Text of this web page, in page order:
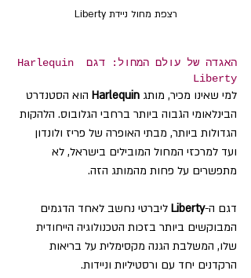
רצפת מחול ניידת Liberty
האגדה של עולם המחול: דגם Harlequin
Liberty
למי שאינו מכיר, מותג Harlequin הוא הסטנדרט
הבינלאומי הגבוה ביותר ברחבי הגלובוס. הלהקות
הגדולות ביותר, מבתי האופרה של פריז ולונדון
ועד למרכזי המחול המובילים בישראל, לא
מתפשרים על פחות מהמותג הזה.
דגם ה-Liberty ליברטי נחשב לאחד הדגמים
המבוקשים ביותר בזכות הטכנולוגיה הייחודית
שלו, המשלבת הגנה מקסימלית על בריאות
הרקדנים יחד עם ורסטיליות וניידות.